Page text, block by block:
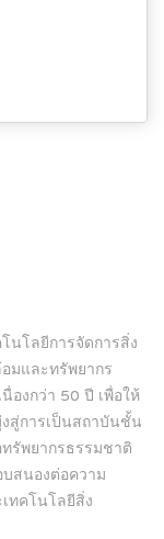
โลยีการจัดการสิ่ง
มและทรัพยากร
องกว่า 50 ปี เพื่อให้
สู่การเป็นสถาบันชั้น
รัพยากรธรรมชาติ
สนองต่อความ
ทคโนโลยีสิ่ง